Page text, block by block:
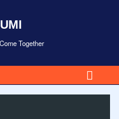
Together